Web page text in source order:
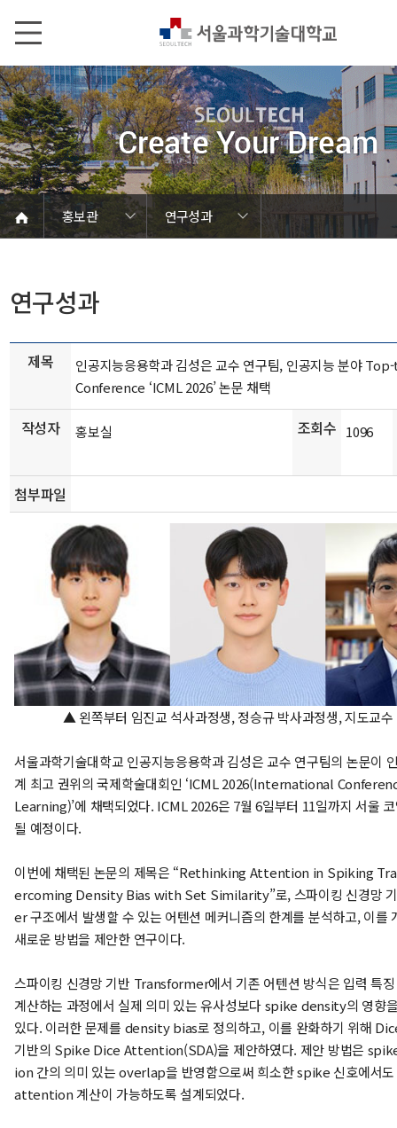
홍보관
연구성과
서울과기대 소개
열린총장실
대학현황
대학조직
대학상징
홍보관
캠퍼스 안내
학칙 및 규정
홍보관
대학뉴스
연구성과
발전기금/동문
Global
언론에서 본 SEOULTECH
보도자료
브로슈어
학내행사
동영상자료
사진자료
음악자료
연구성과
제목
인공지능응용학과 김성은 교수 연구팀, 인공지능 분야
Conference ‘ICML 2026’ 논문 채택
작성자 홍보실 조회수 1096
첨부파일
▲ 왼쪽부터 임진교 석사과정생, 정승규 박사과정생, 지도교수
서울과학기술대학교 인공지능응용학과 김성은 교수 연구팀의 논문이
계 최고 권위의 국제학술대회인 ‘ICML 2026(International
Learning)’에 채택되었다. ICML 2026은 7월 6일부터 11일까지 서울
될 예정이다.
이번에 채택된 논문의 제목은 “Rethinking Attention in Spiking
ercoming Density Bias with Set Similarity”로, 스파이킹 신경망
er 구조에서 발생할 수 있는 어텐션 메커니즘의 한계를 분석하고, 이를
새로운 방법을 제안한 연구이다.
스파이킹 신경망 기반 Transformer에서 기존 어텐션 방식은 입력 특
계산하는 과정에서 실제 의미 있는 유사성보다 spike density의 영향
있다. 이러한 문제를 density bias로 정의하고, 이를 완화하기 위해
기반의 Spike Dice Attention(SDA)을 제안하였다. 제안 방법은
ion 간의 의미 있는 overlap을 반영함으로써 희소한 spike 신호에서도
attention 계산이 가능하도록 설계되었다.